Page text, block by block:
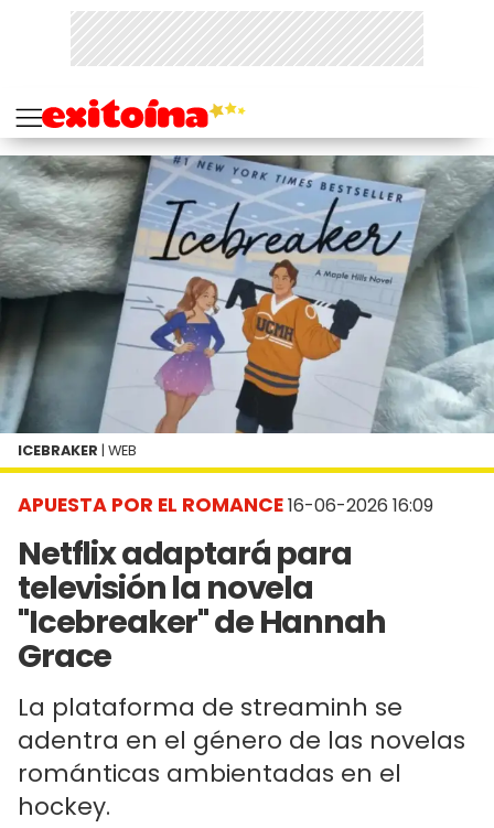
APUESTA POR EL ROMANCE16-06-2026 16:09
Netflix adaptará para
televisión la novela
"Icebreaker" de Hannah
Grace
La plataforma de streaminh se
adentra en el género de las novelas
románticas ambientadas en el
hockey.
ICEBRAKER | WEB